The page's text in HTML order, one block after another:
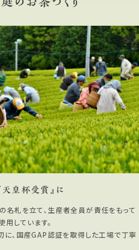
皇杯受賞』に
名札を立て、生産者全員が責任をもって
しています。
に、国産GAP認証を取得した工場で丁寧